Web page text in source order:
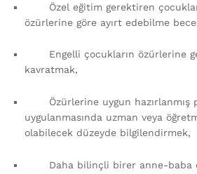
Özel eğitim gerektiren
özürlerine göre ayırt edebilme
Engelli çocukların özürlerine
kavratmak,
Özürlerine uygun hazırlanmış
uygulanmasında uzman veya
olabilecek düzeyde bilgilendirmek,
Daha bilinçli birer anne-baba